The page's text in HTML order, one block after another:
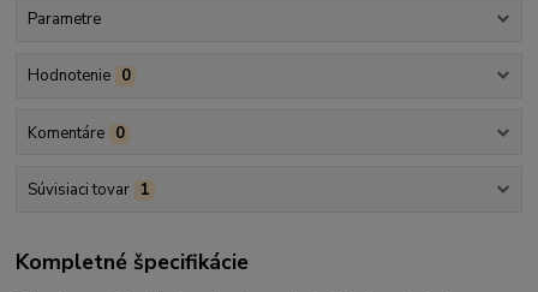
Parametre
Hodnotenie 0
Komentáre 0
Súvisiaci tovar 1
Kompletné špecifikácie